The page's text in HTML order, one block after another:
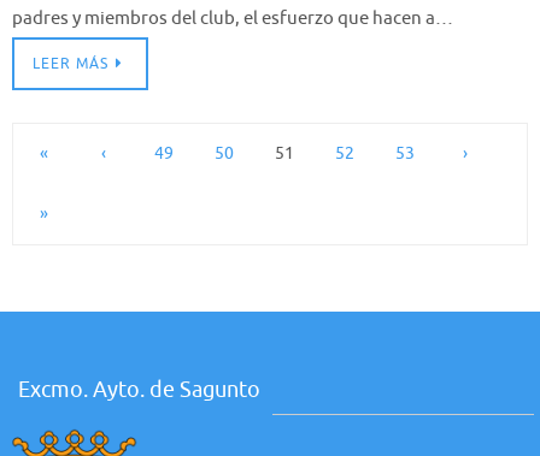
padres y miembros del club, el esfuerzo que hacen a…
LEER MÁS
« ‹ 49 50 51 52 53 ›
»
Excmo. Ayto. de Sagunto